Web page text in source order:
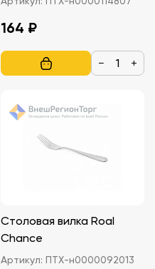
164 ₽
− +
Столовая вилка Roal
Chance
Артикул: ПТХ-н0000092013